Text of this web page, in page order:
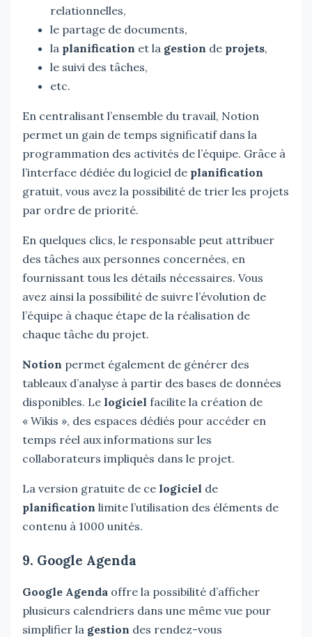
relationnelles,
le partage de documents,
la planification et la gestion de projets,
le suivi des tâches,
etc.
En centralisant l’ensemble du travail, Notion
permet un gain de temps significatif dans la
programmation des activités de l’équipe. Grâce à
l’interface dédiée du logiciel de planification
gratuit, vous avez la possibilité de trier les projets
par ordre de priorité.
En quelques clics, le responsable peut attribuer
des tâches aux personnes concernées, en
fournissant tous les détails nécessaires. Vous
avez ainsi la possibilité de suivre l’évolution de
l’équipe à chaque étape de la réalisation de
chaque tâche du projet.
Notion permet également de générer des
tableaux d’analyse à partir des bases de données
disponibles. Le logiciel facilite la création de
« Wikis », des espaces dédiés pour accéder en
temps réel aux informations sur les
collaborateurs impliqués dans le projet.
La version gratuite de ce logiciel de
planification limite l’utilisation des éléments de
contenu à 1000 unités.
9. Google Agenda
Google Agenda offre la possibilité d’afficher
plusieurs calendriers dans une même vue pour
simplifier la gestion des rendez-vous